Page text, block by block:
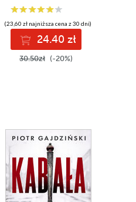
(23,60 zł najniższa cena z 30 dni)
24.40 zł
30.50zł (-20%)